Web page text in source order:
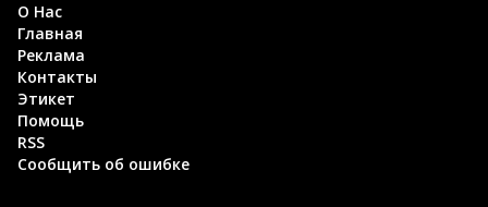
О Нас
Главная
Реклама
Контакты
Этикет
Помощь
RSS
Сообщить об ошибке